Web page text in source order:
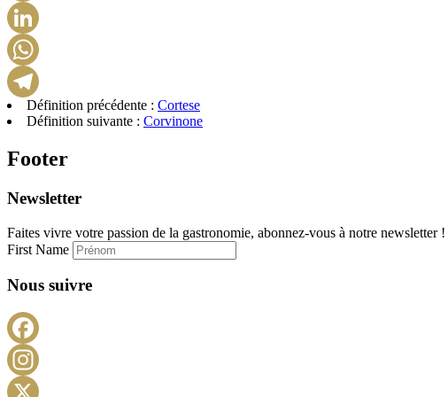
Définition précédente : Cortese
Définition suivante : Corvinone
Footer
Newsletter
Faites vivre votre passion de la gastronomie, abonnez-vous à notre newsletter !
First Name
Nous suivre